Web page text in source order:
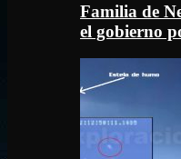
Familia de
el gobierno